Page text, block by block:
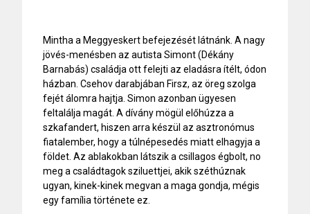
Mintha a Meggyeskert befejezését látnánk. A nagy
jövés-menésben az autista Simont (Dékány
Barnabás) családja ott felejti az eladásra ítélt, ódon
házban. Csehov darabjában Firsz, az öreg szolga
fejét álomra hajtja. Simon azonban ügyesen
feltalálja magát. A dívány mögül előhúzza a
szkafandert, hiszen arra készül az asztronómus
fiatalember, hogy a túlnépesedés miatt elhagyja a
földet. Az ablakokban látszik a csillagos égbolt, no
meg a családtagok sziluettjei, akik széthúznak
ugyan, kinek-kinek megvan a maga gondja, mégis
egy família története ez.